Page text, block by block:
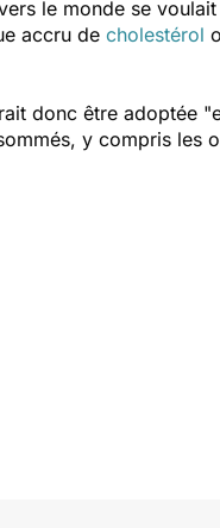
le monde se
accru de cholestérol
donc être adoptée "
y compris les